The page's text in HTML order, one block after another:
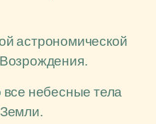
астрономической
небесные тела